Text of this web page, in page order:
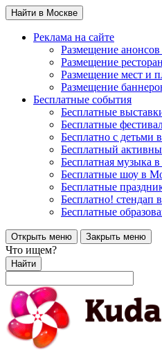
Найти в Москве
Реклама на сайте
Размещение
Размещение
Размещение мест и
Размещение
Бесплатные события
Бесплатные
Бесплатные
Бесплатно с детьми
Бесплатный
Бесплатная музыка
Бесплатные шоу в
Бесплатные
Бесплатно! стендап
Бесплатные
Открыть меню Закрыть меню
Что ищем?
Найти